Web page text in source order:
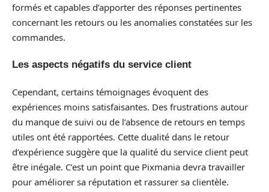
formés et capables d’apporter des réponses pertinentes
concernant les retours ou les anomalies constatées sur les
commandes.
Les aspects négatifs du service client
Cependant, certains témoignages évoquent des
expériences moins satisfaisantes. Des frustrations autour
du manque de suivi ou de l’absence de retours en temps
utiles ont été rapportées. Cette dualité dans le retour
d’expérience suggère que la qualité du service client peut
être inégale. C’est un point que Pixmania devra travailler
pour améliorer sa réputation et rassurer sa clientèle.